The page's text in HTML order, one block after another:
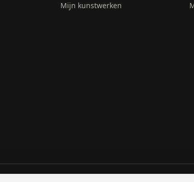
Mijn kunstwerken